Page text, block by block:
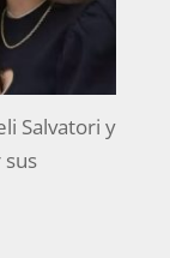
Salvatori y